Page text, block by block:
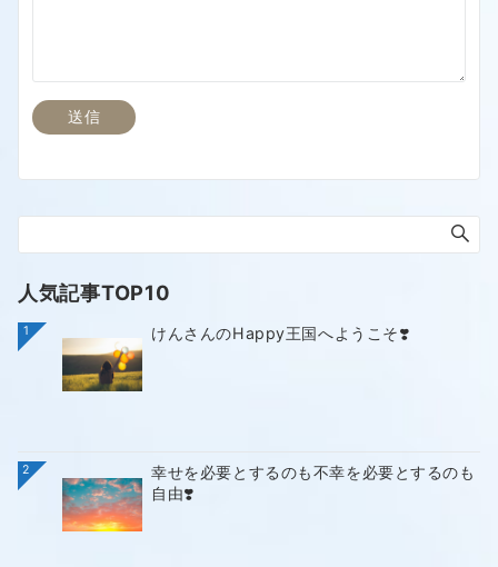
人気記事TOP10
1 けんさんのHappy王国へようこそ❣️
2
幸せを必要とするのも不幸を必要とするのも
自由❣️